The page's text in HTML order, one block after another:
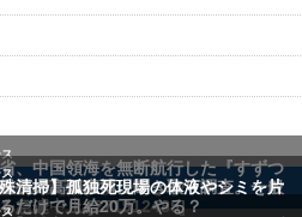
の人気記事ランキング